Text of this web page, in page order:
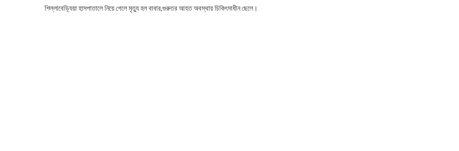
শিল্লাবেড়্যিয়া হাসপাতালে নিয়ে গেলে মৃত্যু হল বাবার,গুরুতর আহত অবস্থায় চিকিৎসাধীন ছেলে।